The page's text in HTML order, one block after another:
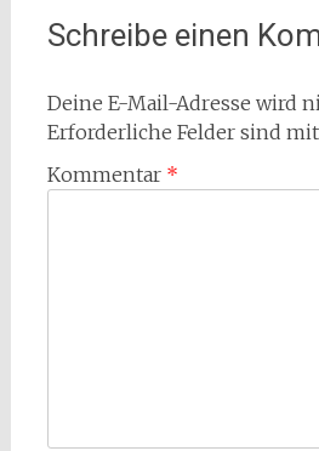
Schreibe einen
Deine E-Mail-Adresse wird
Erforderliche Felder sind mit
Kommentar *